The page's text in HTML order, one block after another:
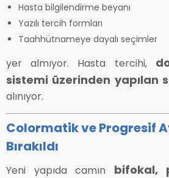
Hasta bilgilendirme beyanı
Yazılı tercih formları
Taahhütnameye dayalı seçimler
yer almıyor. Hasta tercihi,
sistemi üzerinden yapılan
alınıyor.
Colormatik ve Progresif
Bırakıldı
Yeni yapıda camın bifokal,